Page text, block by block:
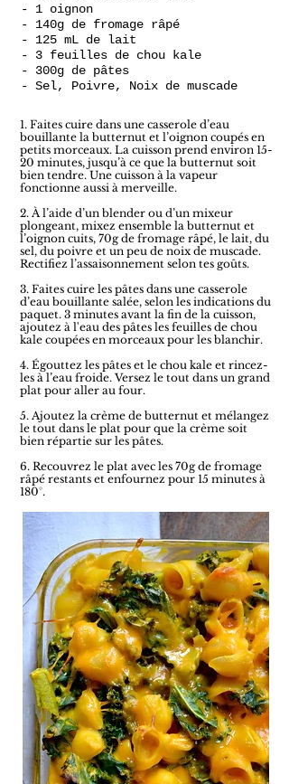
- 1 oignon
- 140g de fromage râpé
- 125 mL de lait
- 3 feuilles de chou kale
- 300g de pâtes
- Sel, Poivre, Noix de muscade
1. Faites cuire dans une casserole d’eau
bouillante la butternut et l’oignon coupés en
petits morceaux. La cuisson prend environ 15-
20 minutes, jusqu’à ce que la butternut soit
bien tendre. Une cuisson à la vapeur
fonctionne aussi à merveille.
2. À l’aide d’un blender ou d’un mixeur
plongeant, mixez ensemble la butternut et
l’oignon cuits, 70g de fromage râpé, le lait, du
sel, du poivre et un peu de noix de muscade.
Rectifiez l’assaisonnement selon tes goûts.
3. Faites cuire les pâtes dans une casserole
d’eau bouillante salée, selon les indications du
paquet. 3 minutes avant la fin de la cuisson,
ajoutez à l'eau des pâtes les feuilles de chou
kale coupées en morceaux pour les blanchir.
4. Égouttez les pâtes et le chou kale et rincez-
les à l’eau froide. Versez le tout dans un grand
plat pour aller au four.
5. Ajoutez la crème de butternut et mélangez
le tout dans le plat pour que la crème soit
bien répartie sur les pâtes.
6. Recouvrez le plat avec les 70g de fromage
râpé restants et enfournez pour 15 minutes à
180°.